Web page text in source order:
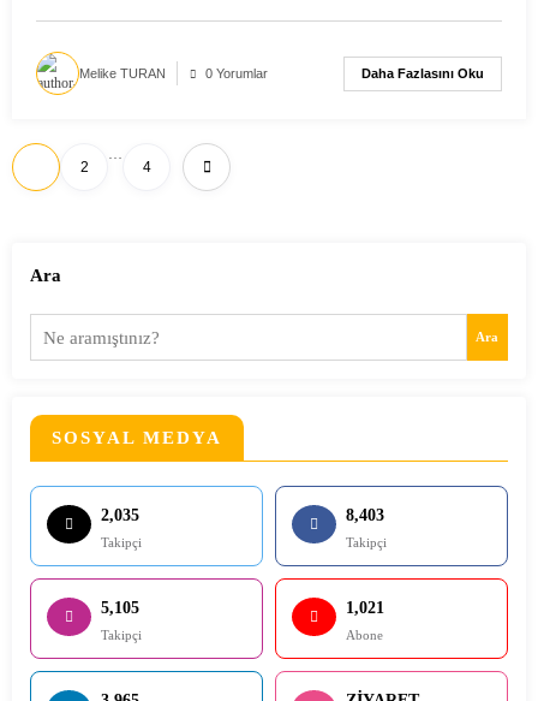
Melike TURAN 0 Yorumlar Daha Fazlasını Oku
Yazı
2
…
4
Ara
Ara
SOSYAL MEDYA
2,035
Takipçi
8,403
Takipçi
5,105
Takipçi
1,021
Abone